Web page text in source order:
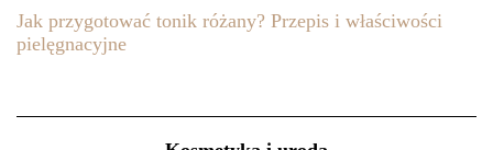
Jak przygotować tonik różany? Przepis i właściwości
pielęgnacyjne